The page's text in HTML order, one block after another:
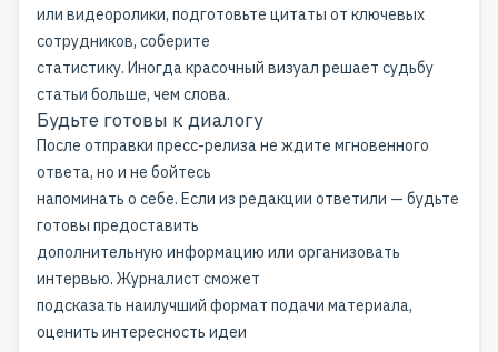
или видеоролики, подготовьте цитаты от ключевых
сотрудников, соберите
статистику. Иногда красочный визуал решает судьбу
статьи больше, чем слова.
Будьте готовы к диалогу
После отправки пресс-релиза не ждите мгновенного
ответа, но и не бойтесь
напоминать о себе. Если из редакции ответили — будьте
готовы предоставить
дополнительную информацию или организовать
интервью. Журналист сможет
подсказать наилучший формат подачи материала,
оценить интересность идеи